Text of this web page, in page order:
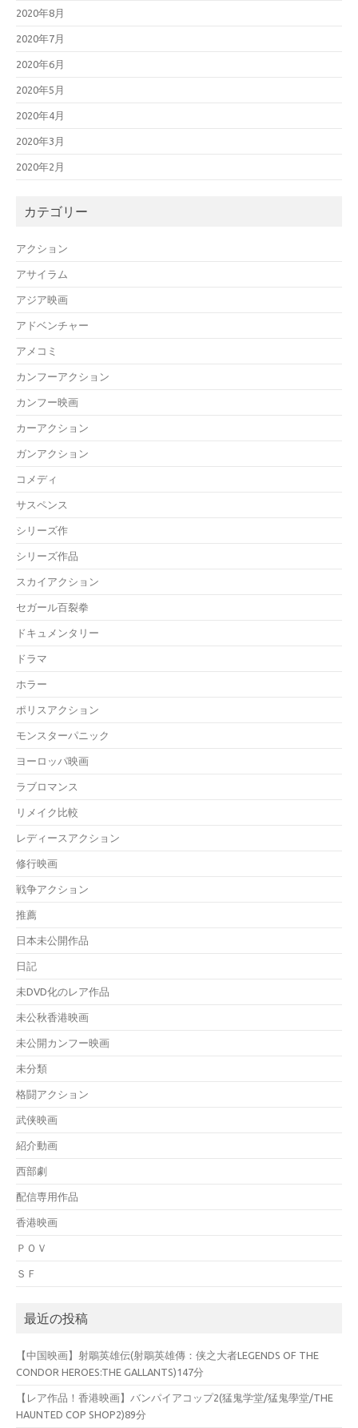
2020年8月
2020年7月
2020年6月
2020年5月
2020年4月
2020年3月
2020年2月
カテゴリー
アクション
アサイラム
アジア映画
アドベンチャー
アメコミ
カンフーアクション
カンフー映画
カーアクション
ガンアクション
コメディ
サスペンス
シリーズ作
シリーズ作品
スカイアクション
セガール百裂拳
ドキュメンタリー
ドラマ
ホラー
ポリスアクション
モンスターパニック
ヨーロッパ映画
ラブロマンス
リメイク比較
レディースアクション
修行映画
戦争アクション
推薦
日本未公開作品
日記
未DVD化のレア作品
未公秋香港映画
未公開カンフー映画
未分類
格闘アクション
武侠映画
紹介動画
西部劇
配信専用作品
香港映画
ＰＯＶ
ＳＦ
最近の投稿
【中国映画】射鵰英雄伝(射鵰英雄傳：侠之大者LEGENDS OF THE
CONDOR HEROES:THE GALLANTS)147分
【レア作品！香港映画】バンパイアコップ2(猛鬼学堂/猛鬼學堂/THE
HAUNTED COP SHOP2)89分